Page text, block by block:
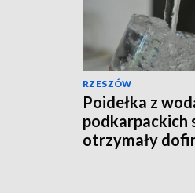
RZESZÓW
Poidełka z
podkarpackich
otrzymały